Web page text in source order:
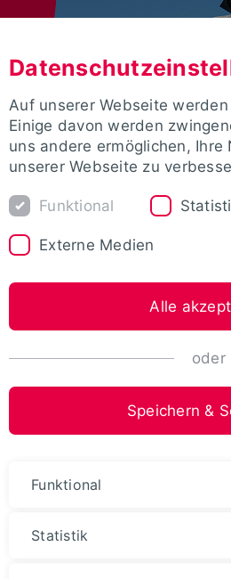
Auf unserer Webseite
Einige davon werden
uns andere ermöglichen,
unserer Webseite zu
Funktional
Externe Medien
Alle
oder
Speichern &
Funktional
Statistik